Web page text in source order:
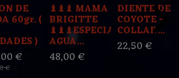
DE
60gr. (
)
€
€
♝♝♝ MAMA
BRIGITTE
♝♝♝ESPECIAL
AGUA...
48,00 €
DIENTE DE
COYOTE -
COLLAR...
22,50 €